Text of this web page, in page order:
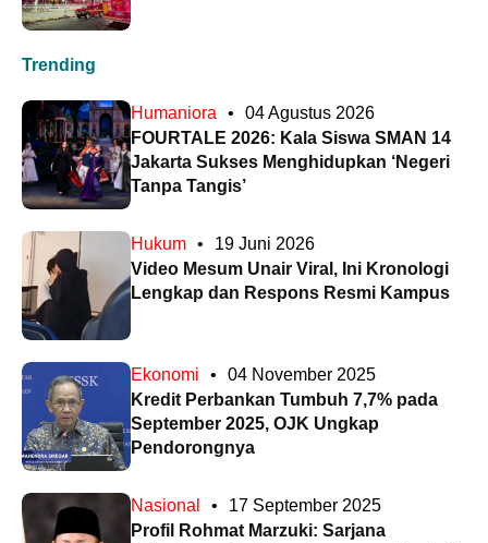
Trending
Humaniora •
04 Agustus 2026
FOURTALE 2026: Kala Siswa SMAN 14
Jakarta Sukses Menghidupkan ‘Negeri
Tanpa Tangis’
Hukum •
19 Juni 2026
Video Mesum Unair Viral, Ini Kronologi
Lengkap dan Respons Resmi Kampus
Ekonomi •
04 November 2025
Kredit Perbankan Tumbuh 7,7% pada
September 2025, OJK Ungkap
Pendorongnya
Nasional •
17 September 2025
Profil Rohmat Marzuki: Sarjana